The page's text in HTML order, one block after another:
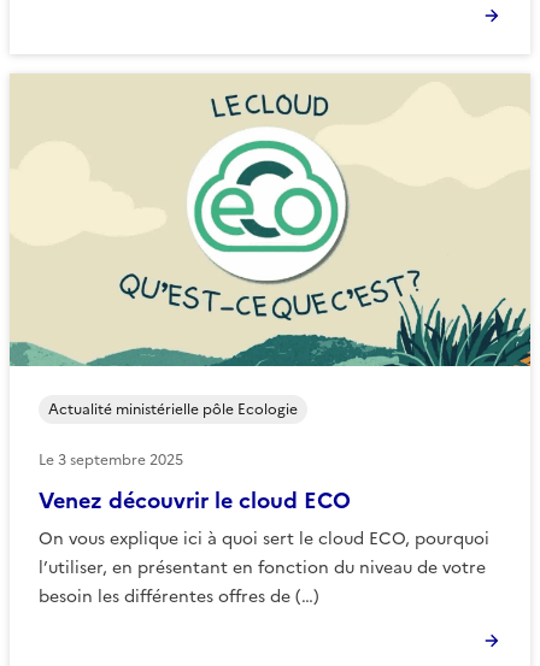
Venez découvrir le cloud ECO
On vous explique ici à quoi sert le cloud ECO, pourquoi
l’utiliser, en présentant en fonction du niveau de votre
besoin les différentes offres de (…)
Actualité ministérielle pôle Ecologie
Le3 septembre 2025